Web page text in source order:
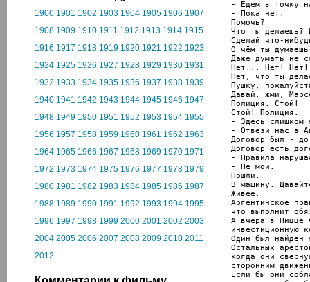
1900 1901 1902 1903 1904 1905 1906 1907
1908 1909 1910 1911 1912 1913 1914 1915
1916 1917 1918 1919 1920 1921 1922 1923
1924 1925 1926 1927 1928 1929 1930 1931
1932 1933 1934 1935 1936 1937 1938 1939
1940 1941 1942 1943 1944 1945 1946 1947
1948 1949 1950 1951 1952 1953 1954 1955
1956 1957 1958 1959 1960 1961 1962 1963
1964 1965 1966 1967 1968 1969 1970 1971
1972 1973 1974 1975 1976 1977 1978 1979
1980 1981 1982 1983 1984 1985 1986 1987
1988 1989 1990 1991 1992 1993 1994 1995
1996 1997 1998 1999 2000 2001 2002 2003
2004 2005 2006 2007 2008 2009 2010 2011
2012
- Едем в точку
- Пока нет.
Помочь?
Что ты
Сделай что-
О чём ты
Даже думать не
Нет... Нет! Нет!
Нет, что ты
Пушку,
Давай, жми,
Полиция. Стой!
Стой! Полиция.
- Здесь слишком
- Отвези нас в
Договор был -
Договор есть
- Правила
- Не мои.
Пошли.
В машину.
Живее.
Аргентинское
что выполнит
А вчера в Ницце
инвестиционную
Один был найден
Остальных
когда они
сторонним
Если бы они